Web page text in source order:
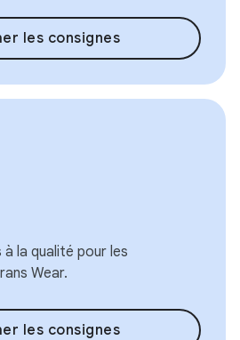
les consignes
la qualité pour les
Wear.
les consignes